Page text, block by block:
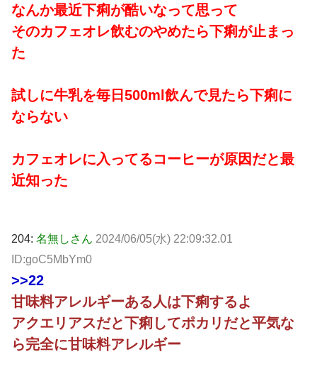
なんか最近下痢が酷いなって思って
そのカフェオレ飲むのやめたら下痢が止まっ
た
試しに牛乳を毎日500ml飲んで見たら下痢に
ならない
カフェオレに入ってるコーヒーが原因だと最
近知った
204: 名無しさん 2024/06/05(水) 22:09:32.01
ID:goC5MbYm0
>>22
甘味料アレルギーある人は下痢するよ
アクエリアスだと下痢してポカリだと平気な
ら完全に甘味料アレルギー